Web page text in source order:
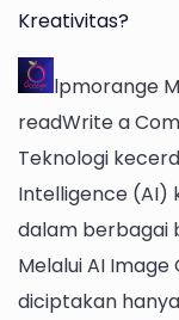
Kreativitas?
lpmorange
readWrite a
Teknologi
Intelligence (AI)
dalam berbagai
Melalui AI
diciptakan